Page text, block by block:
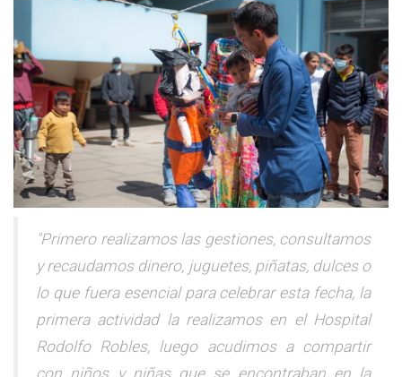
"Primero realizamos las gestiones, consultamos
y recaudamos dinero, juguetes, piñatas, dulces o
lo que fuera esencial para celebrar esta fecha, la
primera actividad la realizamos en el Hospital
Rodolfo Robles, luego acudimos a compartir